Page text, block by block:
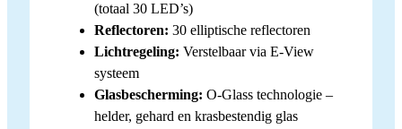
(totaal 30 LED’s)
Reflectoren: 30 elliptische reflectoren
Lichtregeling: Verstelbaar via E-View
systeem
Glasbescherming: O-Glass technologie –
helder, gehard en krasbestendig glas